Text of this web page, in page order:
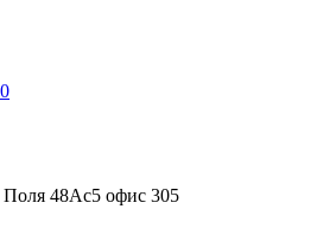
0
48Ас5 офис 305